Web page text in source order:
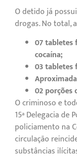
O detido já
drogas. No total,
07 tabletes
cocaína;
03 tabletes
02 porções
O criminoso e
15ª Delegacia de
policiamento na
circulação
substâncias